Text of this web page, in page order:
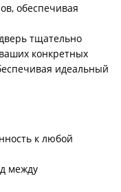
обеспечивая
тщательно
конкретных
идеальный
к любой
между